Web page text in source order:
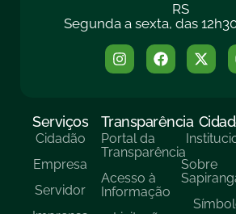
RS
Segunda a sexta, das
Serviços
Cidadão
Empresa
Servidor
Transparência
Portal da
Transparência
Acesso à
Informação
Sobre